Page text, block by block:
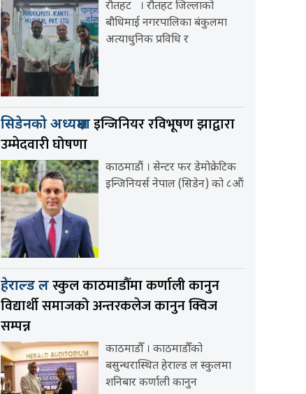
रौतहट । रौतहट जिल्लाको
बौधिमाई नगरपालिका बंकुलमा
अत्याधुनिक प्रविधि र
सिडेनको अध्यक्षमाइन्जिनियर रविभूषण झाद्वारा
उम्मेदवारी घोषणा
काठमाडौं । सेन्टर फर डेमोक्रेटिक
इन्जिनियर्स नेपाल (सिडेन) को ८औं
हेराल्ड लस्कुल काठमाडौँमा कर्णाली कानुन
विद्यार्थी समाजको अन्तरकलेज कानुन क्विज
सम्पन्न
काठमाडौँ । काठमाडौँको
बसुन्धरास्थित हेराल्ड ल स्कुलमा
शनिबार कर्णाली कानुन